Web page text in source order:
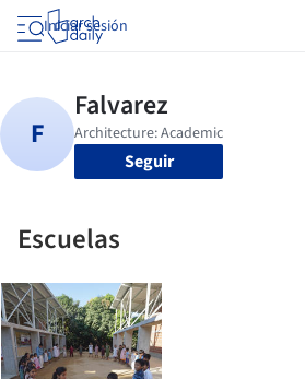
Iniciar sesión
Seguir
Escuelas